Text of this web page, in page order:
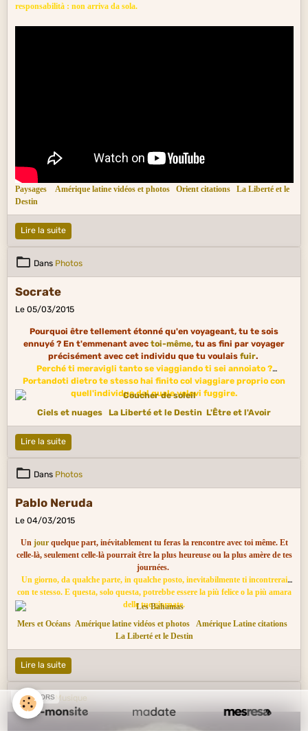
responsabilità : non arriva da sola.
Paysages Amérique latine vidéos et photos Orient citations
La Liberté et le
Destin
Lire la suite
Dans Photos
Socrate
Le 05/03/2015
Pourquoi être tellement étonné qu'en voyageant, tu te sois
ennuyé ? En t'emmenant avec toi-même, tu as fini par voyager
précisément avec cet individu que tu voulais fuir.
Perché ti meravigli tanto se viaggiando ti sei annoiato ?
Portandoti dietro te stesso hai finito col viaggiare proprio con
quell'individuo dal quale volevi fuggire.
Ciels et nuages
La Liberté et le Destin L'Être et l'Avoir
Lire la suite
Dans Photos
Pablo Neruda
Le 04/03/2015
Un jourquelque part, inévitablement tu feras la rencontre avec toi même. Et
celle-là, seulement celle-là pourrait être la plus heureuse ou la plus amère de tes
journées.
Un giorno, da qualche parte, in qualche posto, inevitabilmente ti incontrerai
con te stesso. E questa, solo questa, potrebbe essere la più felice o la più amara
delle tue giornate.
Mers et Océans Amérique latine vidéos et photos
Amérique Latine citations
La Liberté et le Destin
Lire la suite
Dans Musique
SPONSORS